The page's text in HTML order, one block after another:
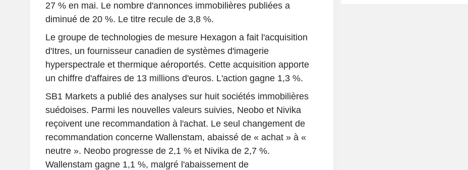
27 % en mai. Le nombre d'annonces immobilières publiées a
diminué de 20 %. Le titre recule de 3,8 %.
Le groupe de technologies de mesure Hexagon a fait l'acquisition
d'Itres, un fournisseur canadien de systèmes d'imagerie
hyperspectrale et thermique aéroportés. Cette acquisition apporte
un chiffre d'affaires de 13 millions d'euros. L'action gagne 1,3 %.
SB1 Markets a publié des analyses sur huit sociétés immobilières
suédoises. Parmi les nouvelles valeurs suivies, Neobo et Nivika
reçoivent une recommandation à l'achat. Le seul changement de
recommandation concerne Wallenstam, abaissé de « achat » à «
neutre ». Neobo progresse de 2,1 % et Nivika de 2,7 %.
Wallenstam gagne 1,1 %, malgré l'abaissement de